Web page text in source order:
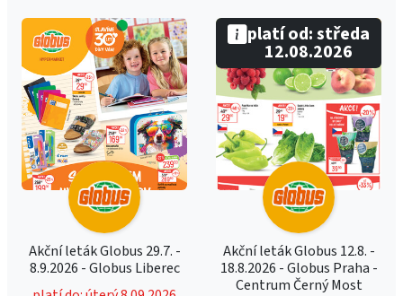
Akční leták Globus 29.7. -
8.9.2026 - Globus Liberec
Akční leták Globus 12.8. -
18.8.2026 - Globus Praha -
Centrum Černý Most
platí od: středa
12.08.2026